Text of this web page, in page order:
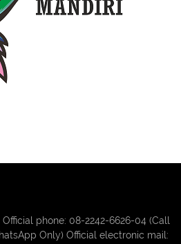
phone: 08-2242-6626-04 (Call
Only) Official electronic mail: